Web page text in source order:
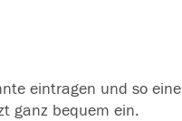
eintragen und so eine
ganz bequem ein.